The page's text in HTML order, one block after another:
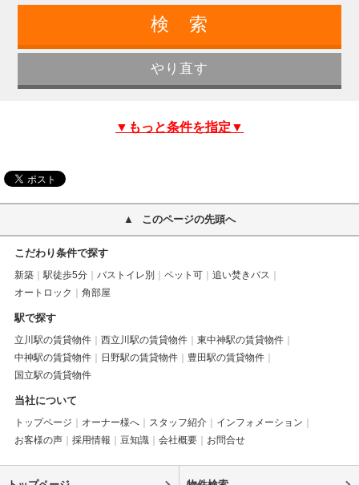
▼もっと条件を指定▼
このページの先頭へ
こだわり条件で探す
新築 駅徒歩5分 バストイレ別 ペット可
追い焚きバス
オートロック
角部屋
駅で探す
立川駅の賃貸物件 西立川駅の賃貸物件
東中神駅の賃貸物件
中神駅の賃貸物件
日野駅の賃貸物件
豊田駅の賃貸物件
国立駅の賃貸物件
当社について
トップページ オーナー様へ スタッフ紹介
インフォメーション
お客様の声
採用情報 豆知識 会社概要 お問合せ